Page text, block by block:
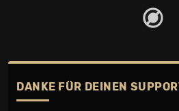
DANKE FÜR DEINEN